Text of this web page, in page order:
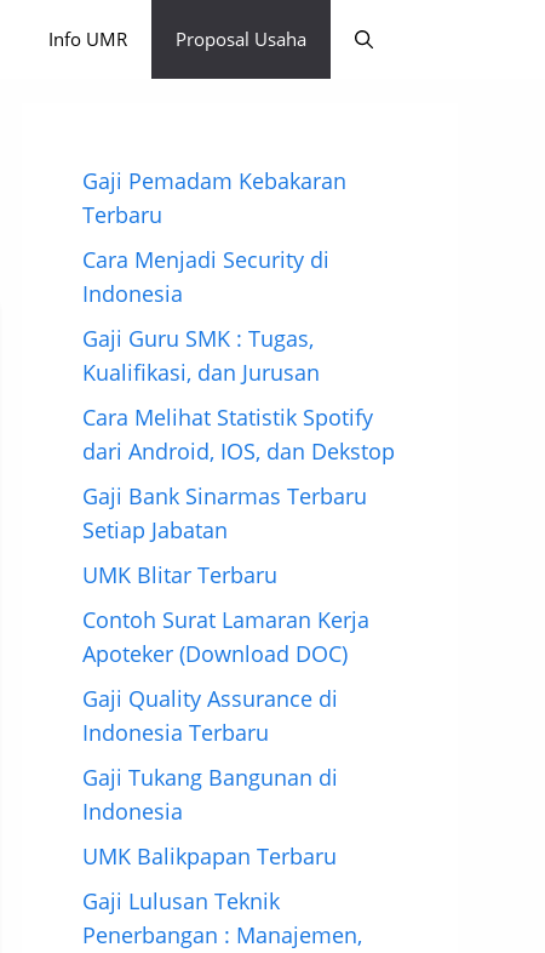
Info UMR Proposal Usaha
Gaji Pemadam Kebakaran
Terbaru
Cara Menjadi Security di
Indonesia
Gaji Guru SMK : Tugas,
Kualifikasi, dan Jurusan
Cara Melihat Statistik Spotify
dari Android, IOS, dan Dekstop
Gaji Bank Sinarmas Terbaru
Setiap Jabatan
UMK Blitar Terbaru
Contoh Surat Lamaran Kerja
Apoteker (Download DOC)
Gaji Quality Assurance di
Indonesia Terbaru
Gaji Tukang Bangunan di
Indonesia
UMK Balikpapan Terbaru
Gaji Lulusan Teknik
Penerbangan : Manajemen,